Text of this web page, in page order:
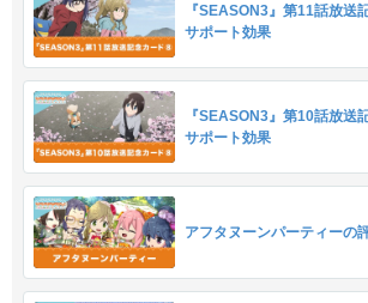
『SEASON3』第11話放送
サポート効果
『SEASON3』第10話放送
サポート効果
アフタヌーンパーティーの